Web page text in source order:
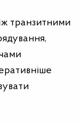
транзитними